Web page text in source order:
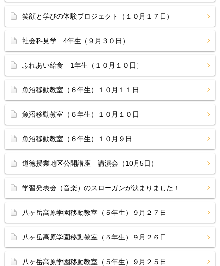
笑顔と学びの体験プロジェクト（１０月１７日）
社会科見学 4年生（９月３０日）
ふれあい給食 1年生（１０月１０日）
魚沼移動教室（６年生）１０月１１日
魚沼移動教室（６年生）１０月１０日
魚沼移動教室（６年生）１０月９日
道徳授業地区公開講座 講演会（10月5日）
学習発表会（音楽）のスローガンが決まりました！
八ヶ岳高原学園移動教室（５年生）９月２７日
八ヶ岳高原学園移動教室（５年生）９月２６日
八ヶ岳高原学園移動教室（５年生）９月２５日